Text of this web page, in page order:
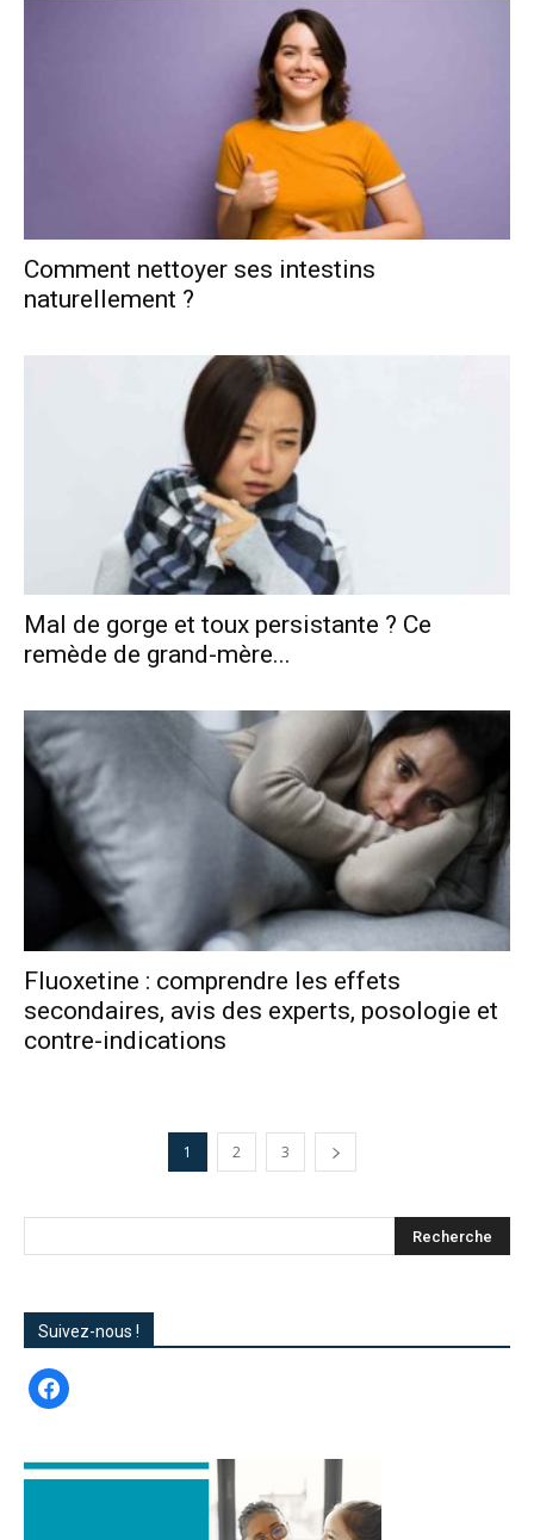
Comment nettoyer ses intestins
naturellement ?
Mal de gorge et toux persistante ? Ce
remède de grand-mère...
Fluoxetine : comprendre les effets
secondaires, avis des experts, posologie et
contre-indications
1 2 3
Suivez-nous !
facebook